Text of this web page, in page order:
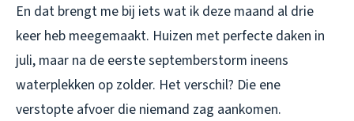
En dat brengt me bij iets wat ik deze maand al drie
keer heb meegemaakt. Huizen met perfecte daken in
juli, maar na de eerste septemberstorm ineens
waterplekken op zolder. Het verschil? Die ene
verstopte afvoer die niemand zag aankomen.